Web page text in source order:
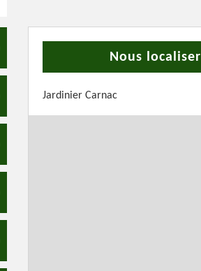
Nous localiser
Jardinier Carnac